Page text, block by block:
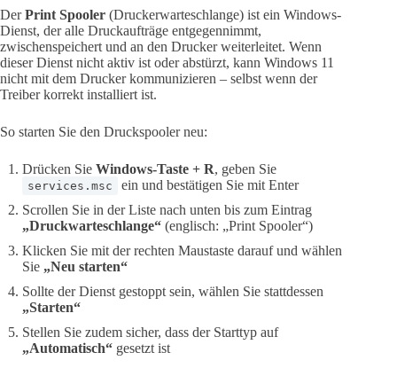
DerPrint Spooler (Druckerwarteschlange) ist ein Windows-
Dienst, der alle Druckaufträge entgegennimmt,
zwischenspeichert und an den Drucker weiterleitet. Wenn
dieser Dienst nicht aktiv ist oder abstürzt, kann Windows 11
nicht mit dem Drucker kommunizieren – selbst wenn der
Treiber korrekt installiert ist.
So starten Sie den Druckspooler neu:
Drücken Sie Windows-Taste + R, geben Sie
services.msc
ein und bestätigen Sie mit Enter
Scrollen Sie in der Liste nach unten bis zum Eintrag
„Druckwarteschlange“ (englisch: „Print Spooler“)
Klicken Sie mit der rechten Maustaste darauf und wählen
Sie „Neu starten“
Sollte der Dienst gestoppt sein, wählen Sie stattdessen
„Starten“
Stellen Sie zudem sicher, dass der Starttyp auf
„Automatisch“ gesetzt ist